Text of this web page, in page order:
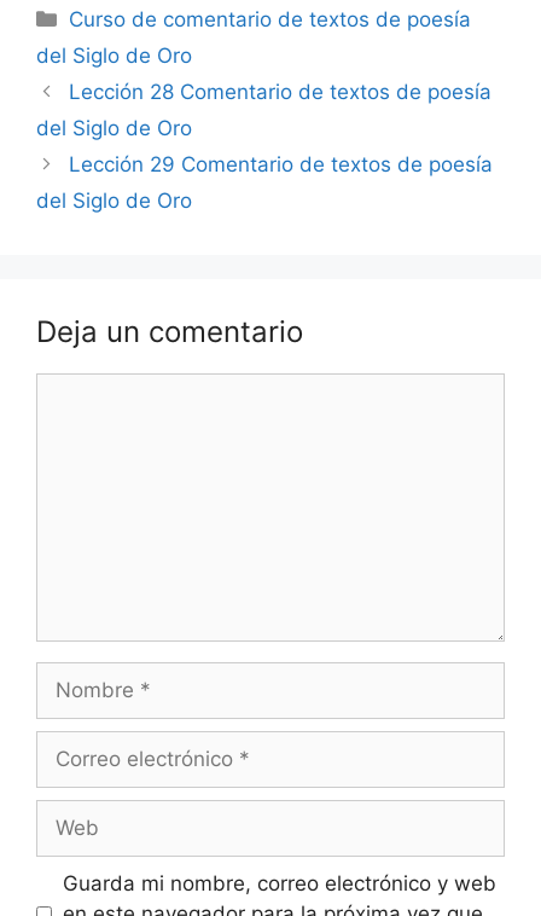
Categorías
Curso de comentario de textos de poesía
del Siglo de Oro
Lección 28 Comentario de textos de poesía
del Siglo de Oro
Lección 29 Comentario de textos de poesía
del Siglo de Oro
Deja un comentario
electrónico
Guarda mi nombre, correo electrónico y web